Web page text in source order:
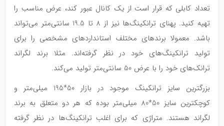
تعداد کابلی که قرار است از یک کانال عبور کند، عرض مناسب را
تهیه کنید. پهنای ترانکینگ‌ها نیز از 8 تا 19.5 سانتی‌متر می‌تواند
باشد. معمولا برندهای مختلف استانداردهای مشخصی را برای
تولید ترانکینگ‌های خود در نظر گرفته‌اند. مثلا برند لگراند
ترانک‌های خود را با عرض 50 سانتی‌متر تولید می‌کند.
بزرگترین سایز ترانکینگ موجود در بازار 50*195 میلی‌متر و
کوچکترین سایز 50*80 میلی‌متر بوده که هر دو متعلق به برند
لگراند هستند. متراژی که برای اغلب ترانکینگ‌ها در نظر گرفته